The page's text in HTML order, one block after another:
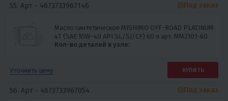
55. Арт - 4673733967146
Масло синтетическое MISHIMO OFF-ROAD PLATINUM
4Т (SAE 10W-40 API SL/SJ/CF) 60 л арт. MM2101-60
Кол-во деталей в узле:
Под заказ
Уточнить цену КУПИТЬ
56. Арт - 4673733967054 Под заказ